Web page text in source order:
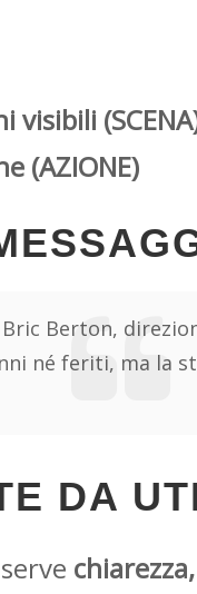
(AZIONE)
Berton,
né feriti, ma la
DA